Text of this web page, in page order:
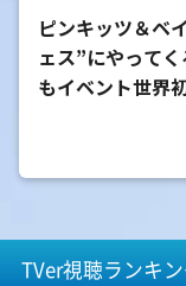
ピンキッツ＆ベ
ェス”にやって
もイベント世界
TVer視聴ランキ